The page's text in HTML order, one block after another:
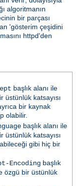
algoritmanın
bir parçası
'gösterim çeşidini
httpd'den
başlık alanı ile
üstünlük katsayısı
bir kaynak
olabilir.
başlık alanı ile
üstünlük katsayısı
gibi hiç bir
Encodingbaşlık
özgü bir üstünlük